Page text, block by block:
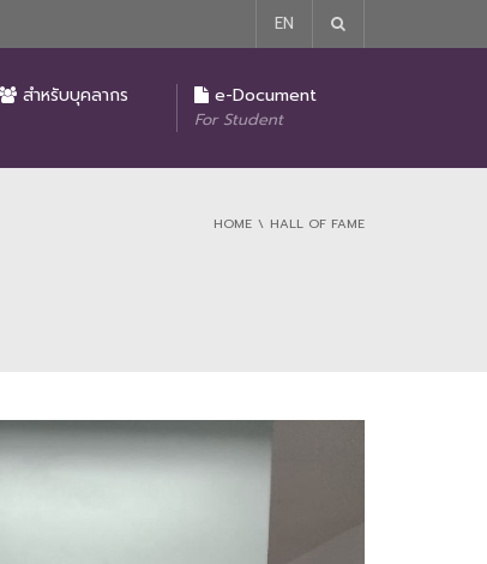
EN
สำหรับบุคลากร e-Document
For Student
HOME HALL OF FAME